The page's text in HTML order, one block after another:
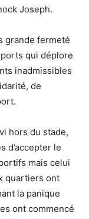
Joseph.
grande fermeté
qui déplore
inadmissibles
de
hors du stade,
d’accepter le
mais celui
quartiers ont
la panique
ont commencé